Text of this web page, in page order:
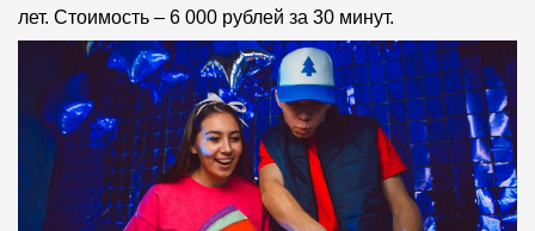
лет. Стоимость – 6 000 рублей за 30 минут.